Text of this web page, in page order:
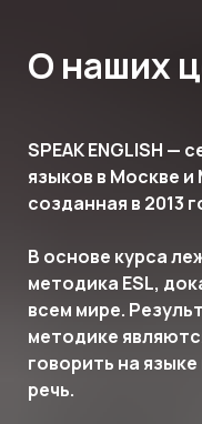
О наших
SPEAK ENGLISH —
языков в Москве
созданная в 2013
В основе курса
методика ESL,
всем мире.
методике
говорить на
речь.